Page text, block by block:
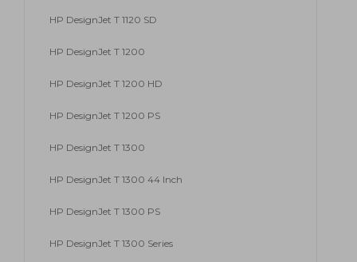
HP DesignJet T 1120 SD
HP DesignJet T 1200
HP DesignJet T 1200 HD
HP DesignJet T 1200 PS
HP DesignJet T 1300
HP DesignJet T 1300 44 Inch
HP DesignJet T 1300 PS
HP DesignJet T 1300 Series